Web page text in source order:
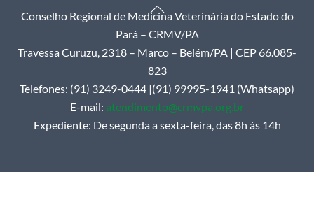
Back
To
Top
Conselho Regional de Medicina Veterinária do Estado do
Pará – CRMV/PA
Travessa Curuzu, 2318 – Marco – Belém/PA | CEP 66.085-
823
Telefones: (91) 3249-0444 |(91) 99995-1941 (Whatsapp)
E-mail: atendimento@crmvpa.org.br
Expediente: De segunda a sexta-feira, das 8h às 14h